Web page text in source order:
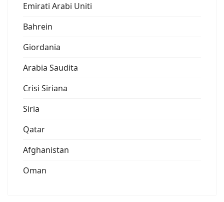
Emirati Arabi Uniti
Bahrein
Giordania
Arabia Saudita
Crisi Siriana
Siria
Qatar
Afghanistan
Oman